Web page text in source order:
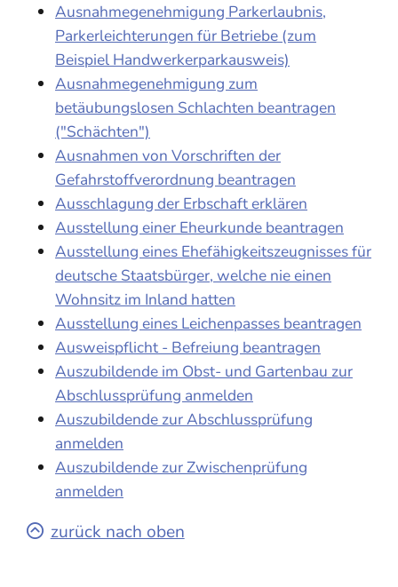
Ausnahmegenehmigung Parkerlaubnis,
Parkerleichterungen für Betriebe (zum
Beispiel Handwerkerparkausweis)
Ausnahmegenehmigung zum
betäubungslosen Schlachten beantragen
("Schächten")
Ausnahmen von Vorschriften der
Gefahrstoffverordnung beantragen
Ausschlagung der Erbschaft erklären
Ausstellung einer Eheurkunde beantragen
Ausstellung eines Ehefähigkeitszeugnisses für
deutsche Staatsbürger, welche nie einen
Wohnsitz im Inland hatten
Ausstellung eines Leichenpasses beantragen
Ausweispflicht - Befreiung beantragen
Auszubildende im Obst- und Gartenbau zur
Abschlussprüfung anmelden
Auszubildende zur Abschlussprüfung
anmelden
Auszubildende zur Zwischenprüfung
anmelden
zurück nach oben